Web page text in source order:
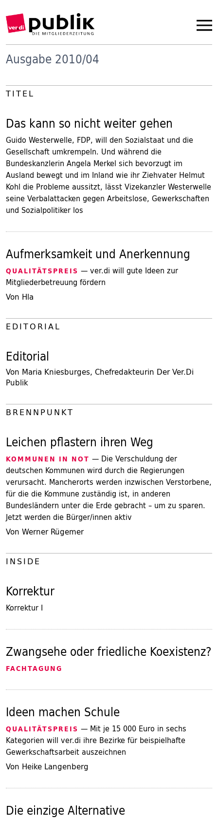
Ausgabe 2010/04
TITEL
Das kann so nicht weiter gehen
Guido Westerwelle, FDP, will den Sozialstaat und die
Gesellschaft umkrempeln. Und während die
Bundeskanzlerin Angela Merkel sich bevorzugt im
Ausland bewegt und im Inland wie ihr Ziehvater Helmut
Kohl die Probleme aussitzt, lässt Vizekanzler Westerwelle
seine Verbalattacken gegen Arbeitslose, Gewerkschaften
und Sozialpolitiker los
Aufmerksamkeit und Anerkennung
QUALITÄTSPREIS — ver.di will gute Ideen zur
Mitgliederbetreuung fördern
Von Hla
EDITORIAL
Editorial
Von Maria Kniesburges, Chefredakteurin Der Ver.Di
Publik
BRENNPUNKT
Leichen pflastern ihren Weg
KOMMUNEN IN NOT — Die Verschuldung der
deutschen Kommunen wird durch die Regierungen
verursacht. Mancherorts werden inzwischen Verstorbene,
für die die Kommune zuständig ist, in anderen
Bundesländern unter die Erde gebracht – um zu sparen.
Jetzt werden die Bürger/innen aktiv
Von Werner Rügemer
INSIDE
Korrektur
Korrektur I
Zwangsehe oder friedliche Koexistenz?
FACHTAGUNG
Ideen machen Schule
QUALITÄTSPREIS — Mit je 15 000 Euro in sechs
Kategorien will ver.di ihre Bezirke für beispielhafte
Gewerkschaftsarbeit auszeichnen
Von Heike Langenberg
Die einzige Alternative